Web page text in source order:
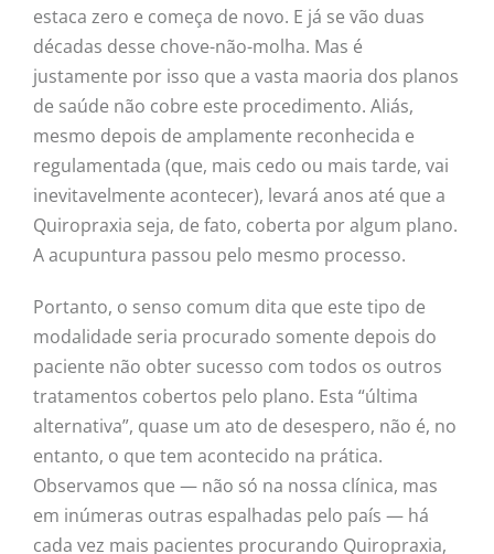
estaca zero e começa de novo. E já se vão duas
décadas desse chove-não-molha. Mas é
justamente por isso que a vasta maoria dos planos
de saúde não cobre este procedimento. Aliás,
mesmo depois de amplamente reconhecida e
regulamentada (que, mais cedo ou mais tarde, vai
inevitavelmente acontecer), levará anos até que a
Quiropraxia seja, de fato, coberta por algum plano.
A acupuntura passou pelo mesmo processo.
Portanto, o senso comum dita que este tipo de
modalidade seria procurado somente depois do
paciente não obter sucesso com todos os outros
tratamentos cobertos pelo plano. Esta “última
alternativa”, quase um ato de desespero, não é, no
entanto, o que tem acontecido na prática.
Observamos que — não só na nossa clínica, mas
em inúmeras outras espalhadas pelo país — há
cada vez mais pacientes procurando Quiropraxia,